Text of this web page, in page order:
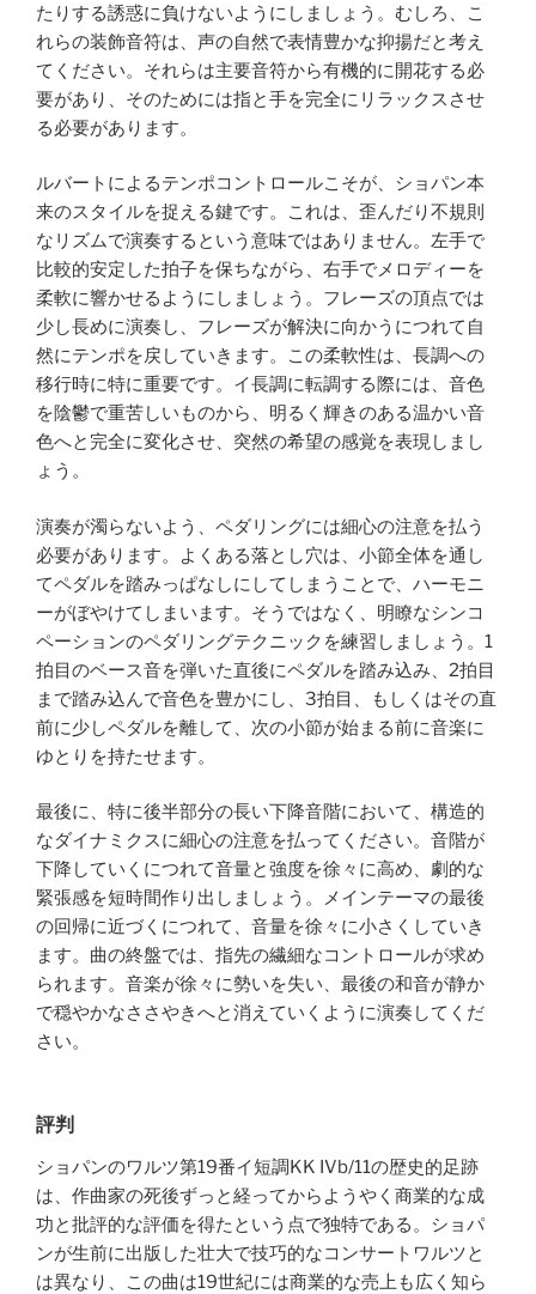
たりする誘惑に負けないようにしましょう。むしろ、こ
れらの装飾音符は、声の自然で表情豊かな抑揚だと考え
てください。それらは主要音符から有機的に開花する必
要があり、そのためには指と手を完全にリラックスさせ
る必要があります。
ルバートによるテンポコントロールこそが、ショパン本
来のスタイルを捉える鍵です。これは、歪んだり不規則
なリズムで演奏するという意味ではありません。左手で
比較的安定した拍子を保ちながら、右手でメロディーを
柔軟に響かせるようにしましょう。フレーズの頂点では
少し長めに演奏し、フレーズが解決に向かうにつれて自
然にテンポを戻していきます。この柔軟性は、長調への
移行時に特に重要です。イ長調に転調する際には、音色
を陰鬱で重苦しいものから、明るく輝きのある温かい音
色へと完全に変化させ、突然の希望の感覚を表現しまし
ょう。
演奏が濁らないよう、ペダリングには細心の注意を払う
必要があります。よくある落とし穴は、小節全体を通し
てペダルを踏みっぱなしにしてしまうことで、ハーモニ
ーがぼやけてしまいます。そうではなく、明瞭なシンコ
ペーションのペダリングテクニックを練習しましょう。1
拍目のベース音を弾いた直後にペダルを踏み込み、2拍目
まで踏み込んで音色を豊かにし、3拍目、もしくはその直
前に少しペダルを離して、次の小節が始まる前に音楽に
ゆとりを持たせます。
最後に、特に後半部分の長い下降音階において、構造的
なダイナミクスに細心の注意を払ってください。音階が
下降していくにつれて音量と強度を徐々に高め、劇的な
緊張感を短時間作り出しましょう。メインテーマの最後
の回帰に近づくにつれて、音量を徐々に小さくしていき
ます。曲の終盤では、指先の繊細なコントロールが求め
られます。音楽が徐々に勢いを失い、最後の和音が静か
で穏やかなささやきへと消えていくように演奏してくだ
さい。
評判
ショパンのワルツ第19番イ短調KK IVb/11の歴史的足跡
は、作曲家の死後ずっと経ってからようやく商業的な成
功と批評的な評価を得たという点で独特である。ショパ
ンが生前に出版した壮大で技巧的なコンサートワルツと
は異なり、この曲は19世紀には商業的な売上も広く知ら